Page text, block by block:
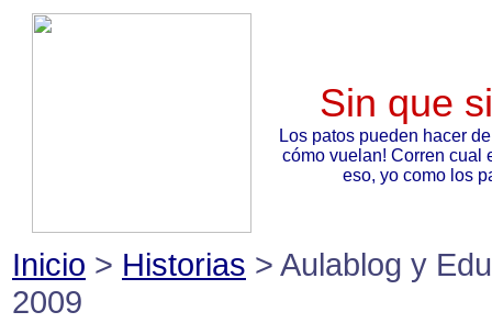
Sin que
Los patos pueden hacer
cómo vuelan! Corren cual
eso, yo como los
Inicio > Historias > Aulablog y
2009